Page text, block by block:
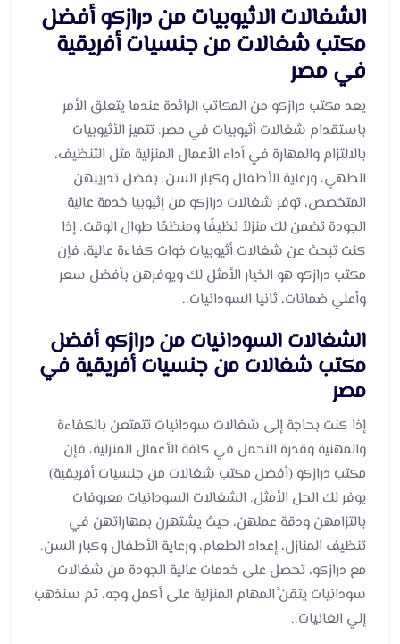
الشغالات الاثيوبيات من درازكو أفضل
مكتب شغالات من جنسيات أفريقية
في مصر
يعد مكتب درازكو من المكاتب الرائدة عندما يتعلق الأمر
باستقدام شغالات أثيوبيات في مصر. تتميز الأثيوبيات
بالالتزام والمهارة في أداء الأعمال المنزلية مثل التنظيف،
الطهي، ورعاية الأطفال وكبار السن. بفضل تدريبهن
المتخصص، توفر شغالات درازكو من إثيوبيا خدمة عالية
الجودة تضمن لك منزلاً نظيفًا ومنظمًا طوال الوقت. إذا
كنت تبحث عن شغالات أثيوبيات ذوات كفاءة عالية، فإن
مكتب درازكو هو الخيار الأمثل لك ويوفرهن بأفضل سعر
وأعلي ضمانات، ثانيا السودانيات..
الشغالات السودانيات من درازكو أفضل
مكتب شغالات من جنسيات أفريقية في
مصر
إذا كنت بحاجة إلى شغالات سودانيات تتمتعن بالكفاءة
والمهنية وقدرة التحمل في كافة الأعمال المنزلية، فإن
مكتب درازكو (أفضل مكتب شغالات من جنسيات أفريقية)
يوفر لك الحل الأمثل. الشغالات السودانيات معروفات
بالتزامهن ودقة عملهن، حيث يشتهرن بمهاراتهن في
تنظيف المنازل، إعداد الطعام، ورعاية الأطفال وكبار السن.
مع درازكو، تحصل على خدمات عالية الجودة من شغالات
سودانيات يتقنَّ المهام المنزلية على أكمل وجه، ثم سنذهب
إلي الغانيات..